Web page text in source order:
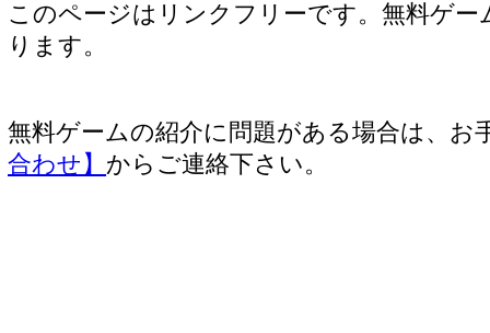
このページはリンクフリーです。無料ゲー
ります。
無料ゲームの紹介に問題がある場合は、お
合わせ】 からご連絡下さい。